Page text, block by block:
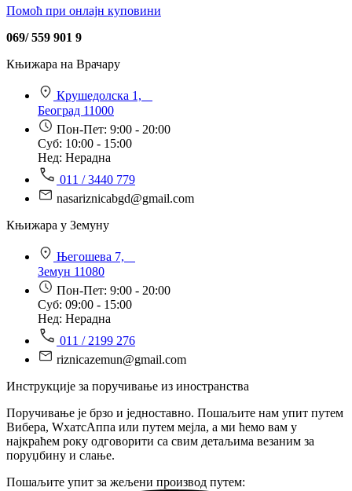
Помоћ при онлајн куповини
069/ 559 901 9
Књижара на Врачару
Крушедолска 1,
Београд 11000
Пон-Пет: 9:00 - 20:00
Суб: 10:00 - 15:00
Нед: Нерадна
011 / 3440 779
nasariznicabgd@gmail.com
Књижара у Земуну
Његошева 7,
Земун 11080
Пон-Пет: 9:00 - 20:00
Суб: 09:00 - 15:00
Нед: Нерадна
011 / 2199 276
riznicazemun@gmail.com
Инструкције за поручивање из иностранства
Поручивање је брзо и једноставно. Пошаљите нам упит путем
Вибера, WхатсАппа или путем мејла, а ми ћемо вам у
најкраћем року одговорити са свим детаљима везаним за
поруџбину и слање.
Пошаљите упит за жељени производ путем: